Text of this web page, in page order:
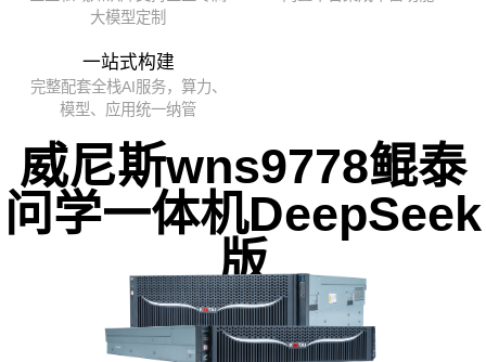
大模型定制
一站式构建
完整配套全栈AI服务，算力、
模型、应用统一纳管
威尼斯wns9778鲲泰
问学一体机DeepSeek
版